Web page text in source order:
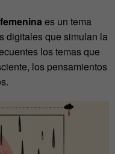
es un tema
digitales que simulan la
los temas que
los pensamientos